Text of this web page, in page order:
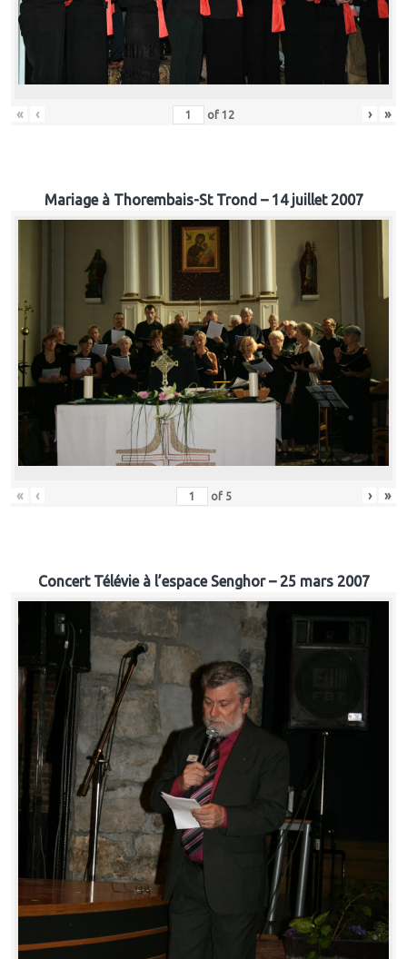
« ‹ of 12 › »
Mariage à Thorembais-St Trond – 14 juillet 2007
« ‹ of 5 › »
Concert Télévie à l’espace Senghor – 25 mars 2007